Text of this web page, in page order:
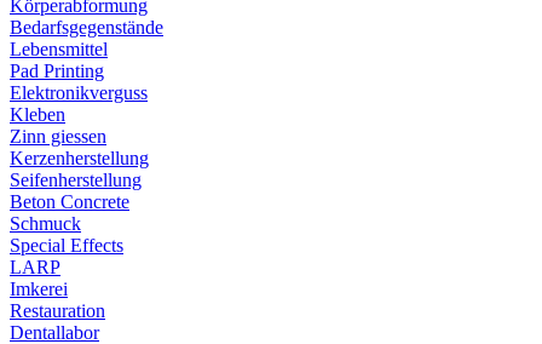
Körperabformung
Bedarfsgegenstände
Lebensmittel
Pad Printing
Elektronikverguss
Kleben
Zinn giessen
Kerzenherstellung
Seifenherstellung
Beton Concrete
Schmuck
Special Effects
LARP
Imkerei
Restauration
Dentallabor